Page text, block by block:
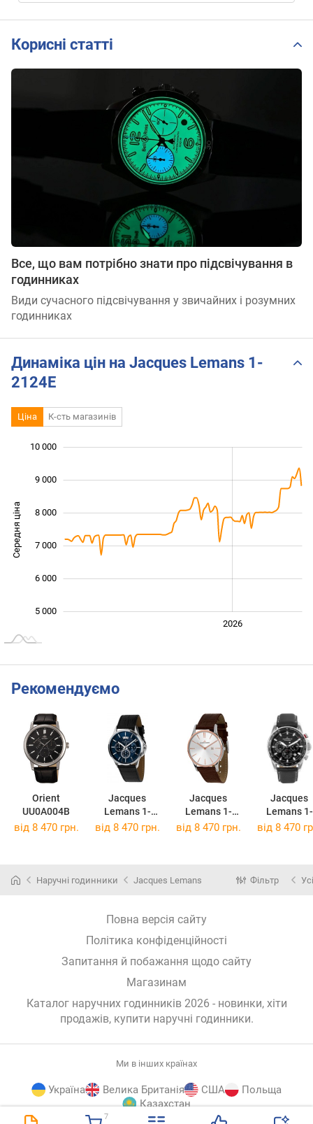
7
Корисні статті
Все, що вам потрібно знати про підсвічування в
годинниках
Види сучасного підсвічування у звичайних і розумних
годинниках
Динаміка цін на Jacques Lemans 1-
2124E
Ціна К-сть магазинів
Середня ціна
5 000
6 000
7 000
8 000
9 000
10 000
2026
Рекомендуємо
Orient
UU0A004B
Jacques
Lemans 1-
1542G
Jacques
Lemans 1-
1936F
Jacques
Lemans 1-
2099A
від 8 470 грн. від 8 470 грн. від 8 470 грн. від 8 470
Наручні годинники Jacques Lemans Фільтр
Повна версія сайту
Політика конфіденційності
Запитання й побажання щодо сайту
Магазинам
Каталог наручних годинників 2026 - новинки, хіти
продажів, купити наручні годинники.
Ми в інших країнах
Україна Велика Британія США
Польща
Казахстан